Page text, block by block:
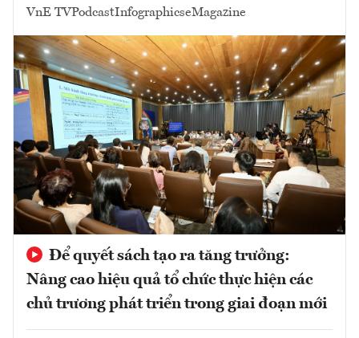
VnE TVPodcastInfographicseMagazine
Để quyết sách tạo ra tăng trưởng:
Nâng cao hiệu quả tổ chức thực hiện các
chủ trương phát triển trong giai đoạn mới